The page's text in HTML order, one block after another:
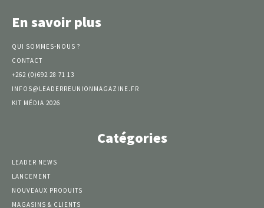
En savoir plus
QUI SOMMES-NOUS ?
CONTACT
+262 (0)692 28 71 13
INFOS@LEADERREUNIONMAGAZINE.FR
KIT MÉDIA 2026
Catégories
LEADER NEWS
LANCEMENT
NOUVEAUX PRODUITS
MAGASINS & CLIENTS